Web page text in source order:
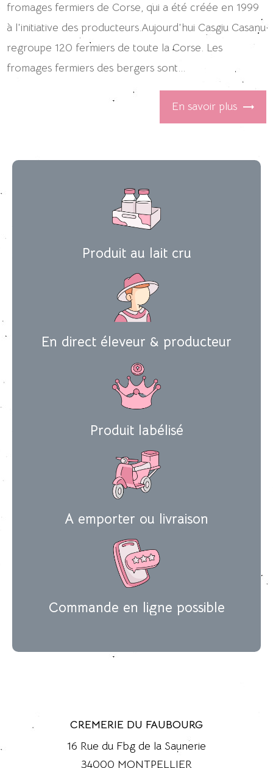
fromages fermiers de Corse, qui a été créée en 1999
à l'initiative des producteurs.Aujourd'hui Casgiu Casanu
regroupe 120 fermiers de toute la Corse. Les
fromages fermiers des bergers sont...
En savoir plus
Produit au lait cru
En direct éleveur & producteur
Produit labélisé
A emporter ou livraison
Commande en ligne possible
CREMERIE DU FAUBOURG
16 Rue du Fbg de la Saunerie
34000 MONTPELLIER